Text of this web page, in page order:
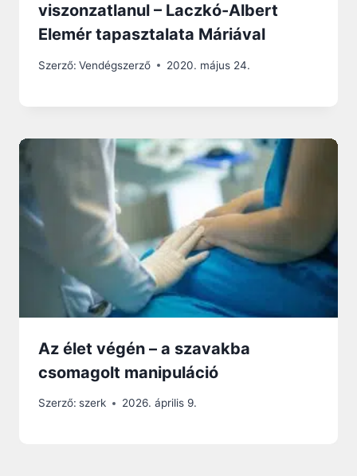
viszonzatlanul – Laczkó-Albert
Elemér tapasztalata Máriával
Szerző: Vendégszerző 2020. május 24.
Az élet végén – a szavakba
csomagolt manipuláció
Szerző: szerk 2026. április 9.